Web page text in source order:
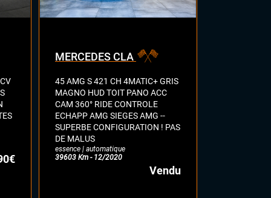
MERCEDES CLA
45 AMG S 421 CH 4MATIC+ GRIS
MAGNO HUD TOIT PANO ACC
CAM 360° RIDE CONTROLE
ECHAPP AMG SIEGES AMG --
SUPERBE CONFIGURATION ! PAS
DE MALUS
essence | automatique
39603 Km - 12/2020
Vendu